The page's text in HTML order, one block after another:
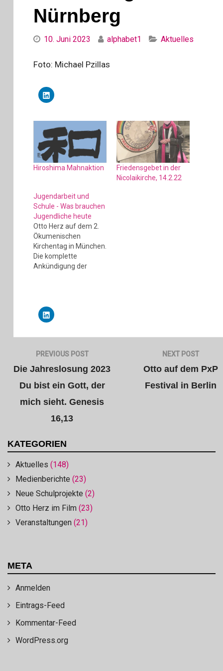
Nürnberg
10. Juni 2023 alphabet1 Categories
Aktuelles
Foto: Michael Pzillas
K
l
,
u
m
a
f
L
i
n
I
n
z
u
t
e
i
l
e
n
(
W
i
u
e
m
n
t
e
g
e
f
n
e
)
Hiroshima Mahnaktion
Friedensgebet in der
Nicolaikirche, 14.2.22
Jugendarbeit und
Schule - Was brauchen
Jugendliche heute
Otto Herz auf dem 2.
Ökumenischen
Kirchentag in München.
Die komplette
Ankündigung der
Klick,
um
zu
(Wird
in
Fenster
geöffnet)
Beitragsnavigation
PREVIOUS POST
Die Jahreslosung 2023
Du bist ein Gott, der
mich sieht. Genesis
16,13
NEXT POST
Otto auf dem PxP
Festival in Berlin
KATEGORIEN
Aktuelles (148)
Medienberichte (23)
Neue Schulprojekte (2)
Otto Herz im Film (23)
Veranstaltungen (21)
META
Anmelden
Eintrags-Feed
Kommentar-Feed
WordPress.org